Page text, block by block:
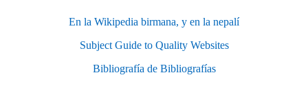
En la Wikipedia birmana, y en la nepalí
Subject Guide to Quality Websites
Bibliografía de Bibliografías